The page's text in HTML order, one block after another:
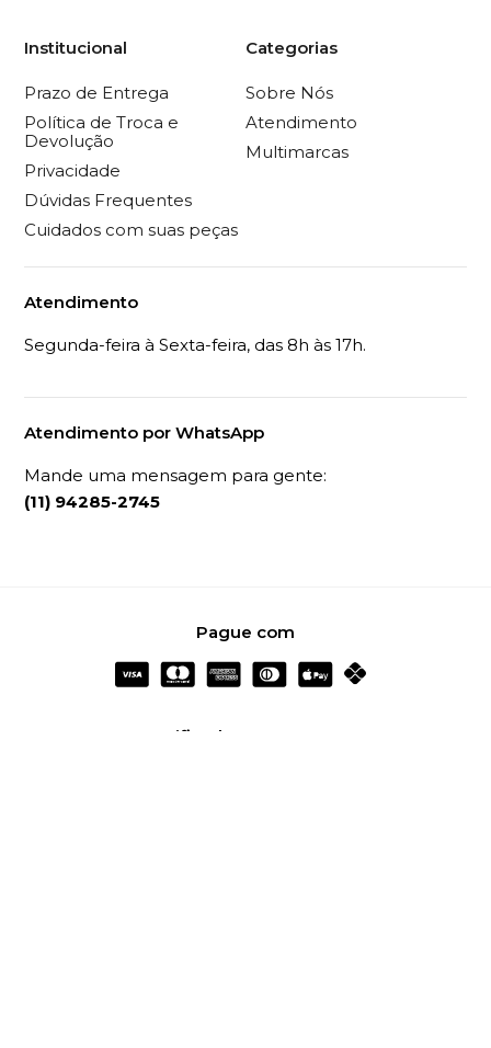
Institucional
Prazo de Entrega
Política de Troca e
Devolução
Privacidade
Dúvidas Frequentes
Cuidados com suas peças
Categorias
Sobre Nós
Atendimento
Multimarcas
Atendimento
Segunda-feira à Sexta-feira, das 8h às 17h.
Atendimento por WhatsApp
Mande uma mensagem para gente:
(11) 94285-2745
Pague com
Certificados e Segurança